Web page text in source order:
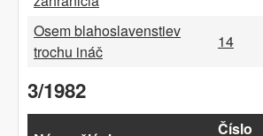
Osem blahoslavenstiev
trochu ináč
14
3/1982
Číslo